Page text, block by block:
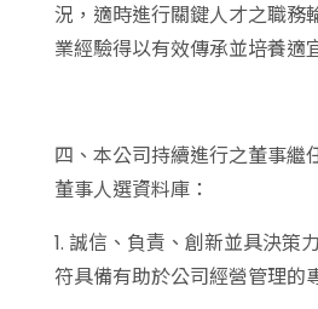
況，適時進行關鍵人才之職務
業經驗得以有效傳承並培養適
四、本公司持續進行之董事繼
董事人選資料庫：
1. 誠信、負責、創新並具決策
符具備有助於公司經營管理的